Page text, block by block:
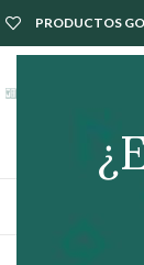
PRODUCTOS